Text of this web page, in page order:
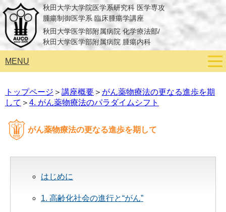
秋田大学大学院医学系研究科 医学専攻
腫瘍制御医学系 臨床腫瘍学講座
秋田大学医学部附属病院 化学療法部/
秋田大学医学部附属病院 腫瘍内科
MENU
トップページ ＞ 講座概要 ＞ がん薬物療法の更なる進歩を期
して ＞ 4. がん薬物療法のパラダイムシフト
がん薬物療法の更なる進歩を期して
はじめに
1. 高齢化社会の進行と“がん”